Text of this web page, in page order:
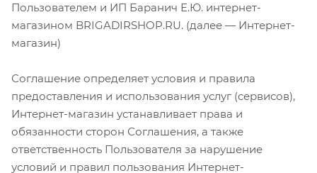
Пользователем и ИП Баранич Е.Ю. интернет-
магазином BRIGADIRSHOP.RU. (далее — Интернет-
магазин)
Соглашение определяет условия и правила
предоставления и использования услуг (сервисов),
Интернет-магазин устанавливает права и
обязанности сторон Соглашения, а также
ответственность Пользователя за нарушение
условий и правил пользования Интернет-